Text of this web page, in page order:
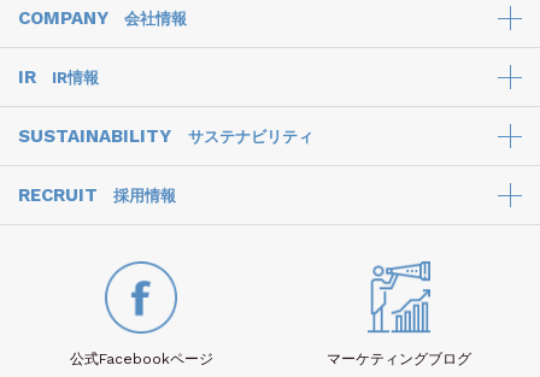
COMPANY 会社情報
IR IR情報
SUSTAINABILITY サステナビリティ
RECRUIT 採用情報
公式Facebookページ マーケティングブログ